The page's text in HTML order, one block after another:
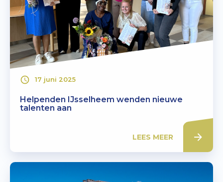
Helpenden IJsselheem wenden nieuwe
talenten aan
17 juni 2025
LEES MEER